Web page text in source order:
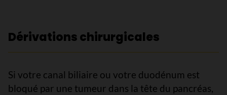
Dérivations chirurgicales
Si votre canal biliaire ou votre duodénum est
bloqué par une tumeur dans la tête du pancréas,